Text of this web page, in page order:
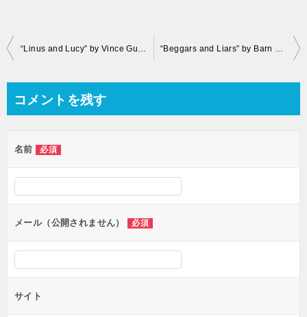
投
ビ
ー
シ
ョ
ン
“Linus and Lucy” by Vince Guaraldi Trio “Beggars and Liars” by Barn Swallow
コメントを残す
名前 必須
メール（公開されません） 必須
サイト